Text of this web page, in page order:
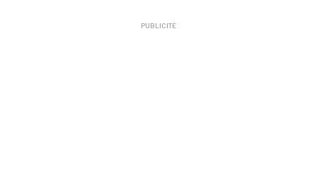
PUBLICITÉ